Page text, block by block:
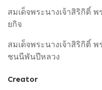
สมเด็จพระนางเจ้าสิริกิติ์
ยกิจ
สมเด็จพระนางเจ้าสิริกิติ์
ชนนีพันปีหลวง
Creator